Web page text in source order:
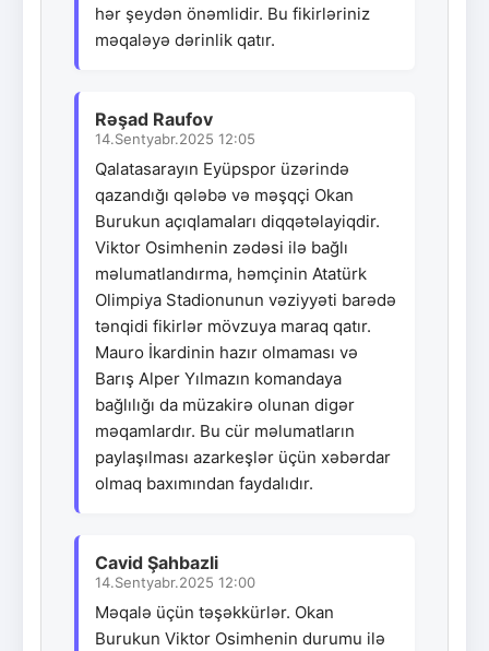
hər şeydən önəmlidir. Bu fikirləriniz
məqaləyə dərinlik qatır.
Rəşad Raufov
14.Sentyabr.2025 12:05
Qalatasarayın Eyüpspor üzərində
qazandığı qələbə və məşqçi Okan
Burukun açıqlamaları diqqətəlayiqdir.
Viktor Osimhenin zədəsi ilə bağlı
məlumatlandırma, həmçinin Atatürk
Olimpiya Stadionunun vəziyyəti barədə
tənqidi fikirlər mövzuya maraq qatır.
Mauro İkardinin hazır olmaması və
Barış Alper Yılmazın komandaya
bağlılığı da müzakirə olunan digər
məqamlardır. Bu cür məlumatların
paylaşılması azarkeşlər üçün xəbərdar
olmaq baxımından faydalıdır.
Cavid Şahbazli
14.Sentyabr.2025 12:00
Məqalə üçün təşəkkürlər. Okan
Burukun Viktor Osimhenin durumu ilə